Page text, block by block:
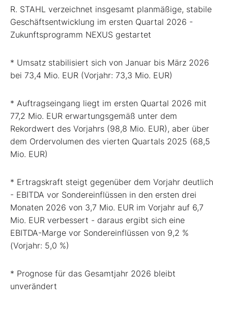
R. STAHL verzeichnet insgesamt planmäßige, stabile
Geschäftsentwicklung im ersten Quartal 2026 -
Zukunftsprogramm NEXUS gestartet
* Umsatz stabilisiert sich von Januar bis März 2026
bei 73,4 Mio. EUR (Vorjahr: 73,3 Mio. EUR)
* Auftragseingang liegt im ersten Quartal 2026 mit
77,2 Mio. EUR erwartungsgemäß unter dem
Rekordwert des Vorjahrs (98,8 Mio. EUR), aber über
dem Ordervolumen des vierten Quartals 2025 (68,5
Mio. EUR)
* Ertragskraft steigt gegenüber dem Vorjahr deutlich
- EBITDA vor Sondereinflüssen in den ersten drei
Monaten 2026 von 3,7 Mio. EUR im Vorjahr auf 6,7
Mio. EUR verbessert - daraus ergibt sich eine
EBITDA-Marge vor Sondereinflüssen von 9,2 %
(Vorjahr: 5,0 %)
* Prognose für das Gesamtjahr 2026 bleibt
unverändert